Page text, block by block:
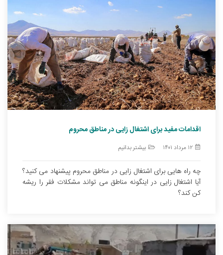
اقدامات مفید برای اشتغال زایی در مناطق محروم
۱۲ مرداد ۱۴۰۱ بیشتر بدانیم
چه راه هایی برای اشتغال زایی در مناطق محروم پیشنهاد می کنید؟
آیا اشتغال زایی در اینگونه مناطق می تواند مشکلات فقر را ریشه
کن کند؟